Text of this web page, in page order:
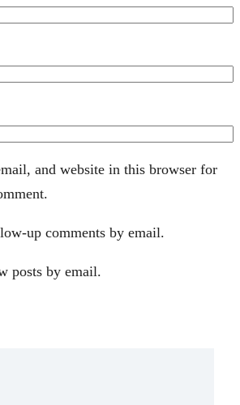
and website in this browser for
up comments by email.
posts by email.